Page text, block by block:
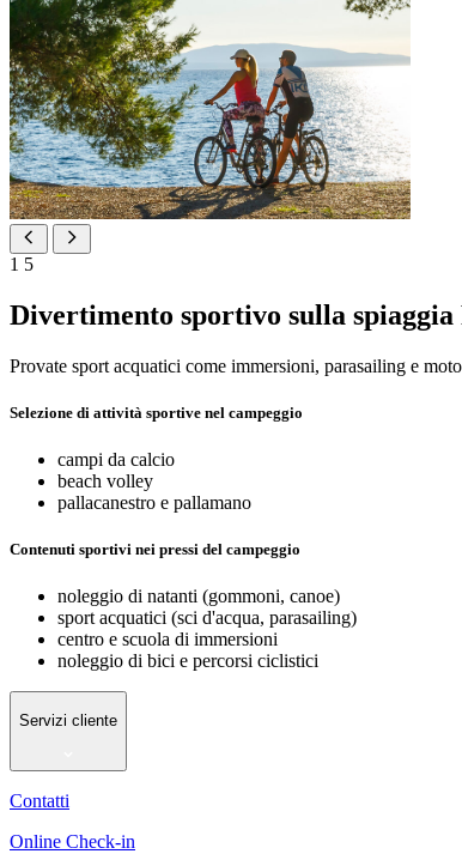
1 5
Divertimento sportivo sulla spiaggia
Provate sport acquatici come immersioni, parasailing e
Selezione di attività sportive nel campeggio
campi da calcio
beach volley
pallacanestro e pallamano
Contenuti sportivi nei pressi del campeggio
noleggio di natanti (gommoni, canoe)
sport acquatici (sci d'acqua, parasailing)
centro e scuola di immersioni
noleggio di bici e percorsi ciclistici
Servizi cliente
Contatti
Online Check-in